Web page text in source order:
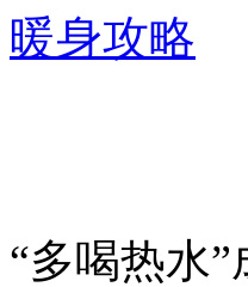
暖身攻略
“多喝热水